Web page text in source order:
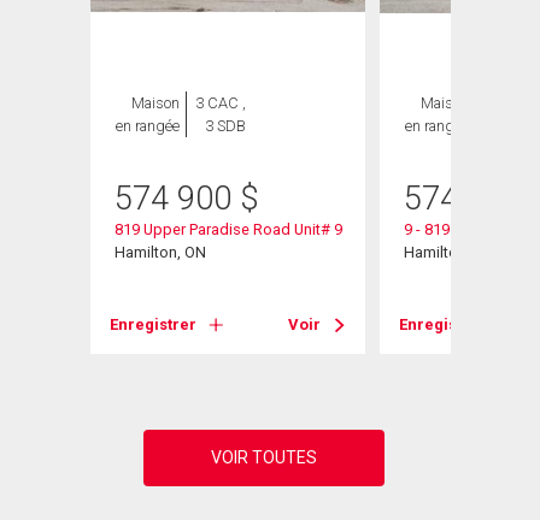
Maison
en rangée
3 CAC ,
3 SDB
574 900 $
819 Upper Paradise Road Unit# 9
Hamilton, ON
Enregistrer Voir
Maison
en rangée
574 900
9 - 819 Upper
Hamilton, ON
Enregistrer